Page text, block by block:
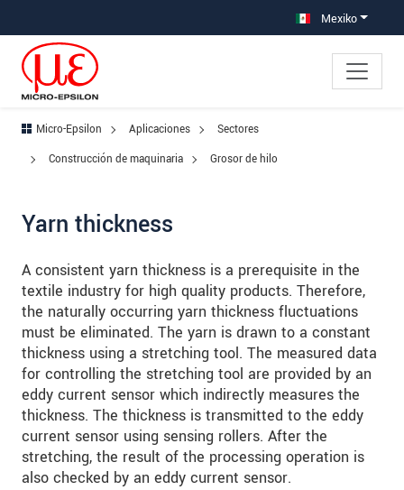
Saltar directamente a la navegación principal Mexiko
Micro-Epsilon Aplicaciones
Sectores
Construcción de maquinaria
Grosor de hilo
Yarn thickness
A consistent yarn thickness is a prerequisite in the
textile industry for high quality products. Therefore,
the naturally occurring yarn thickness fluctuations
must be eliminated. The yarn is drawn to a constant
thickness using a stretching tool. The measured data
for controlling the stretching tool are provided by an
eddy current sensor which indirectly measures the
thickness. The thickness is transmitted to the eddy
current sensor using sensing rollers. After the
stretching, the result of the processing operation is
also checked by an eddy current sensor.